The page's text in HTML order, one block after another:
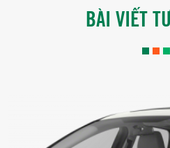
BÀI VIẾT